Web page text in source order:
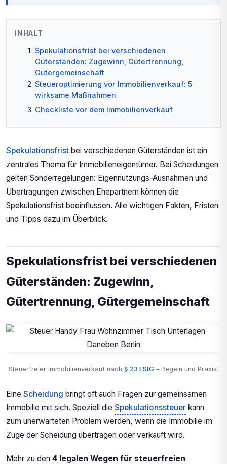
INHALT
Spekulationsfrist bei verschiedenen
Güterständen: Zugewinn, Gütertrennung,
Gütergemeinschaft
Steueroptimierung vor Immobilienverkauf: 5
wirksame Maßnahmen
Checkliste vor dem Immobilienverkauf
Spekulationsfrist bei verschiedenen Güterständen ist ein
zentrales Thema für Immobilieneigentümer. Bei Scheidungen
gelten Sonderregelungen: Eigennutzungs-Ausnahmen und
Übertragungen zwischen Ehepartnern können die
Spekulationsfrist beeinflussen. Alle wichtigen Fakten, Fristen
und Tipps dazu im Überblick.
Spekulationsfrist bei verschiedenen
Güterständen: Zugewinn,
Gütertrennung, Gütergemeinschaft
Steuerfreier Immobilienverkauf nach § 23 EStG – Regeln und Praxis.
Eine Scheidung bringt oft auch Fragen zur gemeinsamen
Immobilie mit sich. Speziell die Spekulationssteuer kann
zum unerwarteten Problem werden, wenn die Immobilie im
Zuge der Scheidung übertragen oder verkauft wird.
Mehr zu den 4 legalen Wegen für steuerfreien